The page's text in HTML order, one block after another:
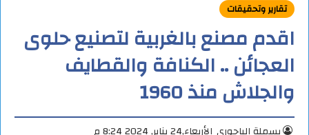
تقارير وتحقيقات
اقدم مصنع بالغربية لتصنيع حلوى
العجائن .. الكنافة والقطايف
والجلاش منذ 1960